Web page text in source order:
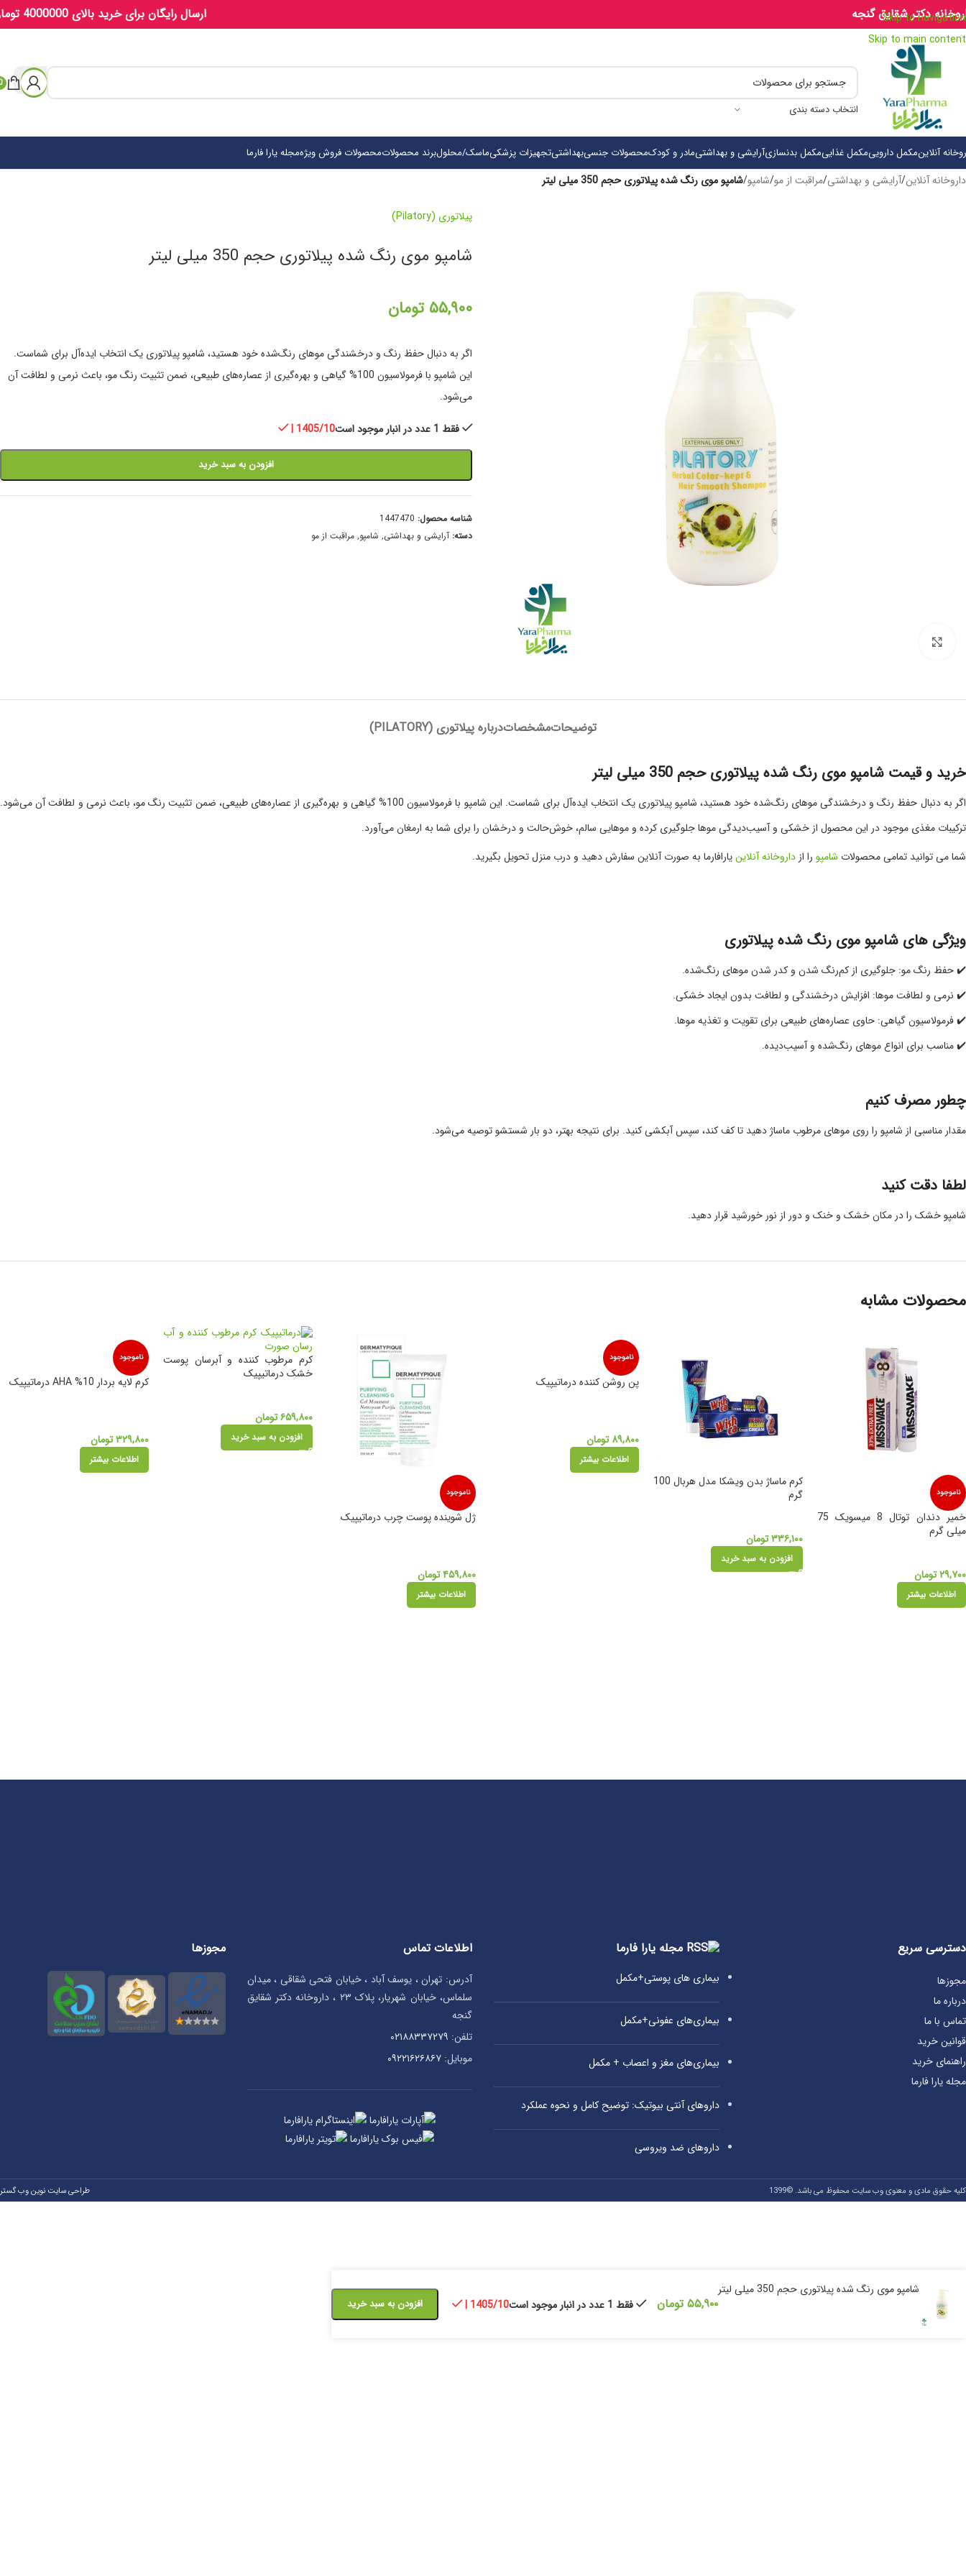
Skip to navigation
Skip to main content
دکتر شقایق گنجه ارسال رایگان برای خرید بالای 4000000 تومان
انتخاب دسته بندی
آنلاینمکمل داروییمکمل غذاییمکمل بدنسازیآرایشی و بهداشتیمادر و کودکمحصولات جنسیبهداشتیتجهیزات پزشکیماسک/محلولبرند محصولاتمحصولات فروش ویژهمجله یارا فارما
داروخانه آنلاین/آرایشی و بهداشتی/مراقبت از مو/شامپو/شامپو موی رنگ شده پیلاتوری حجم 350 میلی لیتر
پیلاتوری (Pilatory)
شامپو موی رنگ شده پیلاتوری حجم 350 میلی لیتر
۵۵,۹۰۰ تومان
اگر به دنبال حفظ رنگ و درخشندگی موهای رنگ‌شده خود هستید، شامپو پیلاتوری یک انتخاب ایده‌آل برای شماست.
این شامپو با فرمولاسیون 100% گیاهی و بهره‌گیری از عصاره‌های طبیعی، ضمن تثبیت رنگ مو، باعث نرمی و لطافت آن
می‌شود.
فقط 1 عدد در انبار موجود است | 1405/10
افزودن به سبد خرید
شناسه محصول: 1447470
دسته: آرایشی و بهداشتی, شامپو, مراقبت از مو
توضیحاتمشخصاتدرباره پیلاتوری (PILATORY)
خرید و قیمت شامپو موی رنگ شده پیلاتوری حجم 350 میلی لیتر
اگر به دنبال حفظ رنگ و درخشندگی موهای رنگ‌شده خود هستید، شامپو پیلاتوری یک انتخاب ایده‌آل برای شماست. این شامپو با فرمولاسیون 100% گیاهی و بهره‌گیری از عصاره‌های طبیعی، ضمن تثبیت رنگ مو، باعث نرمی و لطافت آن می‌شود.
ترکیبات مغذی موجود در این محصول از خشکی و آسیب‌دیدگی موها جلوگیری کرده و موهایی سالم، خوش‌حالت و درخشان را برای شما به ارمغان می‌آورد.
شما می توانید تمامی محصولات شامپو را از داروخانه آنلاینیارافارما به صورت آنلاین سفارش دهید و درب منزل تحویل بگیرید.
ویژگی های شامپو موی رنگ شده پیلاتوری
✔️ حفظ رنگ مو: جلوگیری از کم‌رنگ شدن و کدر شدن موهای رنگ‌شده.
✔️ نرمی و لطافت موها: افزایش درخشندگی و لطافت بدون ایجاد خشکی.
✔️ فرمولاسیون گیاهی: حاوی عصاره‌های طبیعی برای تقویت و تغذیه موها.
✔️ مناسب برای انواع موهای رنگ‌شده و آسیب‌دیده.
چطور مصرف کنیم
مقدار مناسبی از شامپو را روی موهای مرطوب ماساژ دهید تا کف کند، سپس آبکشی کنید. برای نتیجه بهتر، دو بار شستشو توصیه می‌شود.
لطفا دقت کنید
شامپو خشک را در مکان خشک و خنک و دور از نور خورشید قرار دهید.
محصولات مشابه
ناموجود
خمیر دندان توتال 8 میسویک 75
میلی گرم
۲۹,۷۰۰تومان
اطلاعات بیشتر
کرم ماساژ بدن ویشکا مدل هربال 100
گرم
۳۳۶,۱۰۰تومان
افزودن به سبد خرید
ناموجود
پن روشن کننده درماتیپیک
۸۹,۸۰۰ تومان
اطلاعات بیشتر
ناموجود
ژل شوینده پوست چرب درماتیپیک
۴۵۹,۸۰۰تومان
اطلاعات بیشتر
کرم مرطوب کننده و آبرسان پوست
خشک درماتیپیک
۶۵۹,۸۰۰تومان
افزودن به سبد خرید
ناموجود
کرم لایه بردار 10% AHA درماتیپیک
۳۲۹,۸۰۰تومان
اطلاعات بیشتر
دسترسی سریع
مجوزها
درباره ما
تماس با ما
قوانین خرید
راهنمای خرید
مجله یارا فارما
مجله یارا فارما
بیماری‌ های پوستی+مکمل
بیماری‌های عفونی+مکمل
بیماری‌های مغز و اعصاب + مکمل
داروهای آنتی‌ بیوتیک: توضیح کامل و نحوه عملکرد
داروهای ضد ویروسی
اطلاعات تماس
آدرس: تهران ، یوسف آباد ، خیابان فتحی شقاقی ، میدان
سلماس، خیابان شهریار، پلاک ۲۳ ، داروخانه دکتر شقایق
گنجه
تلفن: ۰۲۱۸۸۳۳۷۲۷۹
موبایل: ۰۹۲۲۱۶۲۶۸۶۷
مجوزها
کلیه حقوق مادی و معنوی وب سایت محفوظ می باشد. ©1399 طراحی سایت نوین وب گستر
شامپو موی رنگ شده پیلاتوری حجم 350 میلی لیتر
۵۵,۹۰۰ تومان فقط 1 عدد در انبار موجود است | 1405/10 افزودن به سبد خرید